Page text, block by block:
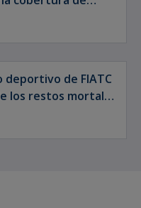
de deporte como
deportivo de FIATC
los restos mortales
de fallecimiento.